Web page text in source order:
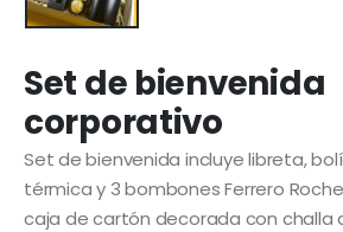
Set de bienvenida
corporativo
Set de bienvenida incluye libreta,
térmica y 3 bombones Ferrero
caja de cartón decorada con challa